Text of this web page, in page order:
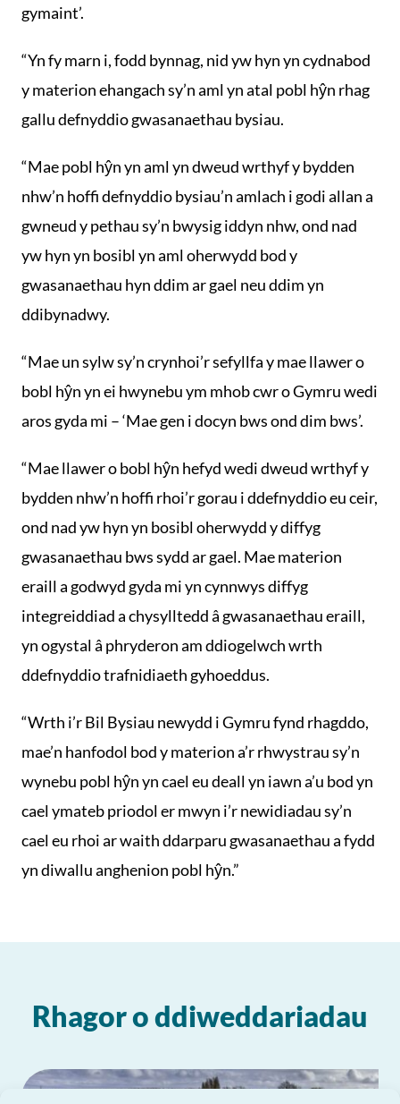
gymaint’.
“Yn fy marn i, fodd bynnag, nid yw hyn yn cydnabod
y materion ehangach sy’n aml yn atal pobl hŷn rhag
gallu defnyddio gwasanaethau bysiau.
“Mae pobl hŷn yn aml yn dweud wrthyf y bydden
nhw’n hoffi defnyddio bysiau’n amlach i godi allan a
gwneud y pethau sy’n bwysig iddyn nhw, ond nad
yw hyn yn bosibl yn aml oherwydd bod y
gwasanaethau hyn ddim ar gael neu ddim yn
ddibynadwy.
“Mae un sylw sy’n crynhoi’r sefyllfa y mae llawer o
bobl hŷn yn ei hwynebu ym mhob cwr o Gymru wedi
aros gyda mi – ‘Mae gen i docyn bws ond dim bws’.
“Mae llawer o bobl hŷn hefyd wedi dweud wrthyf y
bydden nhw’n hoffi rhoi’r gorau i ddefnyddio eu ceir,
ond nad yw hyn yn bosibl oherwydd y diffyg
gwasanaethau bws sydd ar gael. Mae materion
eraill a godwyd gyda mi yn cynnwys diffyg
integreiddiad a chysylltedd â gwasanaethau eraill,
yn ogystal â phryderon am ddiogelwch wrth
ddefnyddio trafnidiaeth gyhoeddus.
“Wrth i’r Bil Bysiau newydd i Gymru fynd rhagddo,
mae’n hanfodol bod y materion a’r rhwystrau sy’n
wynebu pobl hŷn yn cael eu deall yn iawn a’u bod yn
cael ymateb priodol er mwyn i’r newidiadau sy’n
cael eu rhoi ar waith ddarparu gwasanaethau a fydd
yn diwallu anghenion pobl hŷn.”
Rhagor o ddiweddariadau